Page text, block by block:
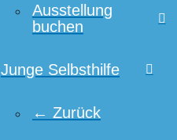
Ausstellung
buchen
Junge Selbsthilfe
← Zurück